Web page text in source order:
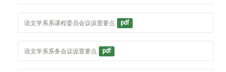
语文学系系课程委员会议设置要点 pdf
语文学系系务会议设置要点 pdf